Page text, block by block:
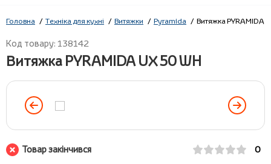
Головна Техніка для кухні Витяжки Pyramida Витяжка PYRAMIDA
Код товару: 138142
Витяжка PYRAMIDA UX 50 WH
Товар закінчився 0